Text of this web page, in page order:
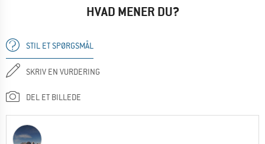
HVAD MENER DU?
STIL ET SPØRGSMÅL
SKRIV EN VURDERING
DEL ET BILLEDE